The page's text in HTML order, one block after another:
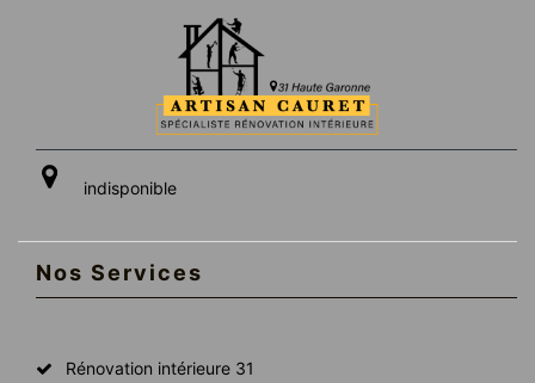
indisponible
Nos Services
Rénovation intérieure 31